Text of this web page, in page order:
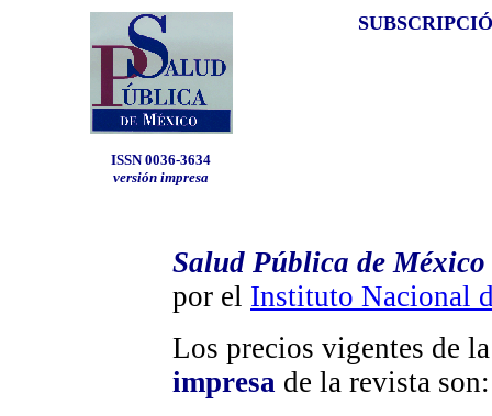
ISSN 0036-3634
versión impresa
Salud Pública de México
por el Instituto Nacional
Los precios vigentes de
impresa de la revista son: